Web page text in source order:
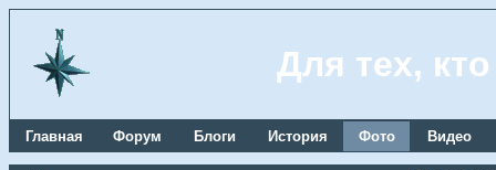
Для тех,
Главная Форум Блоги История Фото Видео